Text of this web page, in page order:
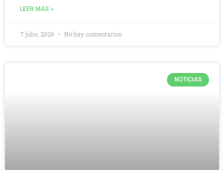
LEER MÁS »
7 julio, 2026 No hay comentarios
NOTICIAS